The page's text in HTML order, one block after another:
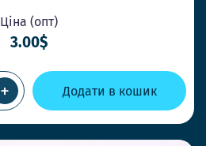
Ціна (опт)
3.00$
+ Додати в кошик